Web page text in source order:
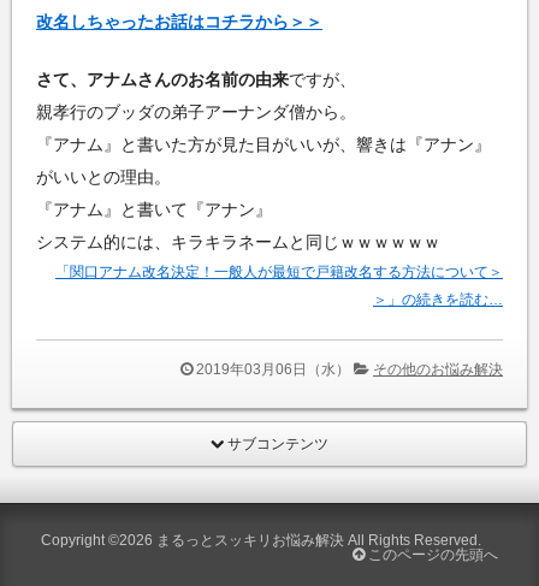
改名しちゃったお話はコチラから＞＞
さて、アナムさんのお名前の由来ですが、
親孝行のブッダの弟子アーナンダ僧から。
『アナム』と書いた方が見た目がいいが、響きは『アナン』
がいいとの理由。
『アナム』と書いて『アナン』
システム的には、キラキラネームと同じｗｗｗｗｗｗ
「関口アナム改名決定！一般人が最短で戸籍改名する方法について＞
＞」の続きを読む…
2019年03月06日（水） その他のお悩み解決
サブコンテンツ
Copyright ©2026 まるっとスッキリお悩み解決 All Rights Reserved.
このページの先頭へ